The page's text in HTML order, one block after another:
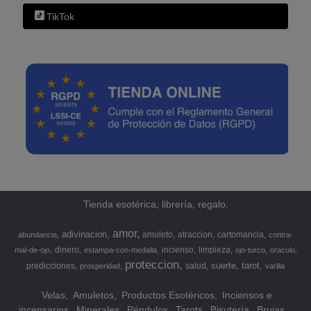
TikTok
Tienda esotérica, librería, regalo.
abundancia adivinacion amor amuleto atraccion cartomancia
contra-
mal-de-ojo
dinero estampa-con-medalla incienso limpieza ojo-turco oraculo
predicciones prosperidad proteccion salud suerte tarot varilla
Velas Amuletos Productos Esotéricos
Inciensos e